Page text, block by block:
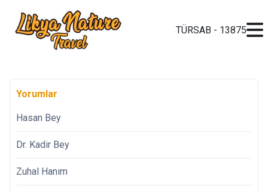
TÜRSAB - 13875
Yorumlar
Hasan Bey
Dr. Kadir Bey
Zuhal Hanım